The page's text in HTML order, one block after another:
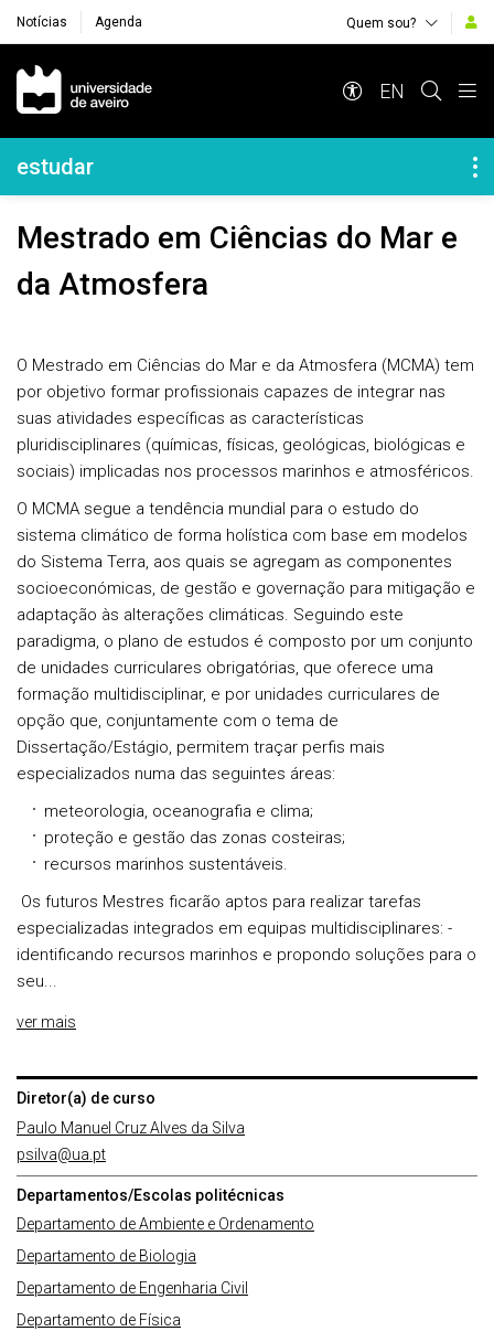
Notícias Agenda Quem sou?
Navegação Principal
EN
Navegação Lateral
estudar
Mestrado em Ciências do Mar e
da Atmosfera
O Mestrado em Ciências do Mar e da Atmosfera (MCMA) tem
por objetivo formar profissionais capazes de integrar nas
suas atividades específicas as características
pluridisciplinares (químicas, físicas, geológicas, biológicas e
sociais) implicadas nos processos marinhos e atmosféricos.
O MCMA segue a tendência mundial para o estudo do
sistema climático de forma holística com base em modelos
do Sistema Terra, aos quais se agregam as componentes
socioeconómicas, de gestão e governação para mitigação e
adaptação às alterações climáticas. Seguindo este
paradigma, o plano de estudos é composto por um conjunto
de unidades curriculares obrigatórias, que oferece uma
formação multidisciplinar, e por unidades curriculares de
opção que, conjuntamente com o tema de
Dissertação/Estágio, permitem traçar perfis mais
especializados numa das seguintes áreas:
meteorologia, oceanografia e clima;
proteção e gestão das zonas costeiras;
recursos marinhos sustentáveis.
Os futuros Mestres ficarão aptos para realizar tarefas
especializadas integrados em equipas multidisciplinares: -
identificando recursos marinhos e propondo soluções para o
seu...
ver mais
Diretor(a) de curso
Paulo Manuel Cruz Alves da Silva
psilva@ua.pt
Departamentos/Escolas politécnicas
Departamento de Ambiente e Ordenamento
Departamento de Biologia
Departamento de Engenharia Civil
Departamento de Física